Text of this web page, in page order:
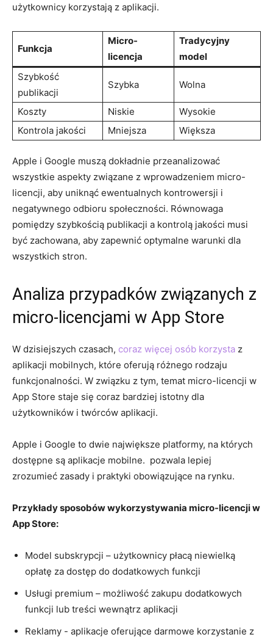
użytkownicy korzystają z aplikacji.
Funkcja
Micro-
licencja
Tradycyjny
model
Szybkość
publikacji
Szybka Wolna
Koszty Niskie
Wysokie
Kontrola jakości
Mniejsza Większa
Apple i ‍Google muszą dokładnie przeanalizować
wszystkie aspekty związane z wprowadzeniem micro-
licencji, aby uniknąć ⁣ewentualnych⁣ kontrowersji i
negatywnego odbioru społeczności. Równowaga
pomiędzy szybkością publikacji a‍ kontrolą jakości musi
być zachowana, aby zapewnić optymalne warunki dla
wszystkich stron.
Analiza przypadków związanych z
micro-licencjami⁢ w App Store
W dzisiejszych czasach, coraz więcej osób korzysta z
aplikacji mobilnych, które oferują różnego rodzaju
funkcjonalności. W związku z tym, temat ‍micro-licencji​ w
⁣App Store staje się ⁣coraz bardziej istotny dla
użytkowników i twórców aplikacji.
Apple i Google to dwie największe platformy, na których
‍dostępne są aplikacje mobilne. ​ pozwala lepiej‍
zrozumieć zasady i praktyki obowiązujące‌ na rynku.
Przykłady sposobów wykorzystywania micro-licencji​ w
App Store:
Model subskrypcji – użytkownicy płacą niewielką
opłatę za dostęp do ⁢dodatkowych funkcji
Usługi premium – możliwość zakupu dodatkowych
funkcji lub treści wewnątrz aplikacji
Reklamy ‍- aplikacje ⁤oferujące⁣ darmowe⁣ korzystanie z